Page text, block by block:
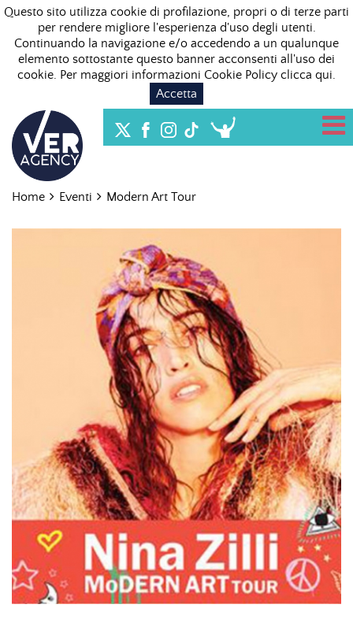
Questo sito utilizza cookie di profilazione, propri o di terze parti
per rendere migliore l'esperienza d'uso degli utenti.
Continuando la navigazione e/o accedendo a un qualunque
elemento sottostante questo banner acconsenti all'uso dei
cookie. Per maggiori informazioni Cookie Policy clicca qui.
Accetta
Home Eventi Modern Art Tour